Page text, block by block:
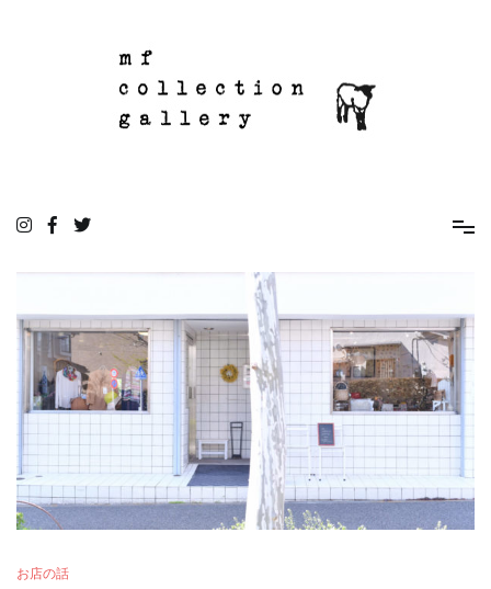
お店の話